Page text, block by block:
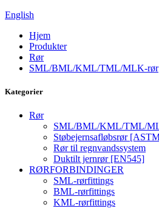
English
Hjem
Produkter
Rør
SML/BML/KML/TML/MLK-rør
Kategorier
Rør
SML/BML/KML/TML/
Støbejernsafløbsrør
Rør til regnvandssystem
Duktilt jernrør [EN545]
RØRFORBINDINGER
SML-rørfittings
BML-rørfittings
KML-rørfittings